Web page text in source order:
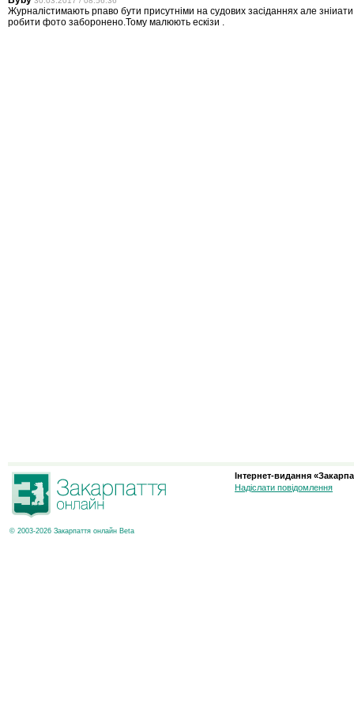
Журналістимають рпаво бути присутніми на судових засіданнях але
робити фото заборонено.Тому малюють ескізи .
© 2003-2026 Закарпаття онлайн Beta
Інтернет-видання
Надіслати повідомлення